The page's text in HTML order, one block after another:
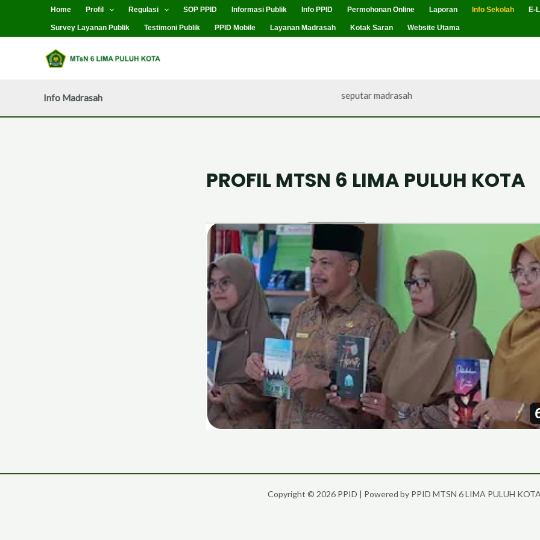
Home Profil Regulasi SOP PPID Informasi Publik Info PPID Permohonan Online Laporan Info Sekolah E-
Survey Layanan Publik Testimoni Publik PPID Mobile Layanan Madrasah Kotak Saran Website Utama
Info Madrasah ini adalah info seputar madrasah
PROFIL MTSN 6 LIMA PULUH KOTA
Copyright © 2026 PPID | Powered by PPID MTSN 6 LIMA PULUH